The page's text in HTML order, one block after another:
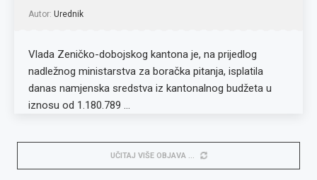
Autor: Urednik
Vlada Zeničko-dobojskog kantona je, na prijedlog
nadležnog ministarstva za boračka pitanja, isplatila
danas namjenska sredstva iz kantonalnog budžeta u
iznosu od 1.180.789 …
UČITAJ VIŠE OBJAVA